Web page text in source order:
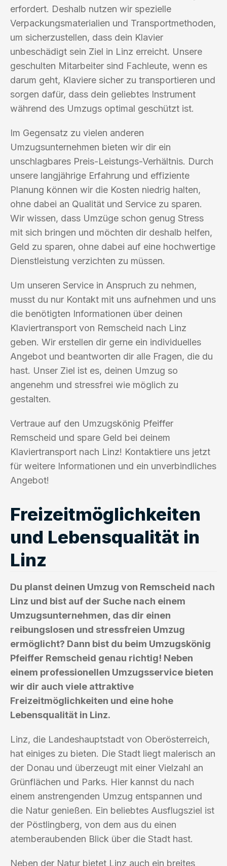
erfordert. Deshalb nutzen wir spezielle
Verpackungsmaterialien und Transportmethoden,
um sicherzustellen, dass dein Klavier
unbeschädigt sein Ziel in Linz erreicht. Unsere
geschulten Mitarbeiter sind Fachleute, wenn es
darum geht, Klaviere sicher zu transportieren und
sorgen dafür, dass dein geliebtes Instrument
während des Umzugs optimal geschützt ist.
Im Gegensatz zu vielen anderen
Umzugsunternehmen bieten wir dir ein
unschlagbares Preis-Leistungs-Verhältnis. Durch
unsere langjährige Erfahrung und effiziente
Planung können wir die Kosten niedrig halten,
ohne dabei an Qualität und Service zu sparen.
Wir wissen, dass Umzüge schon genug Stress
mit sich bringen und möchten dir deshalb helfen,
Geld zu sparen, ohne dabei auf eine hochwertige
Dienstleistung verzichten zu müssen.
Um unseren Service in Anspruch zu nehmen,
musst du nur Kontakt mit uns aufnehmen und uns
die benötigten Informationen über deinen
Klaviertransport von Remscheid nach Linz
geben. Wir erstellen dir gerne ein individuelles
Angebot und beantworten dir alle Fragen, die du
hast. Unser Ziel ist es, deinen Umzug so
angenehm und stressfrei wie möglich zu
gestalten.
Vertraue auf den Umzugskönig Pfeiffer
Remscheid und spare Geld bei deinem
Klaviertransport nach Linz! Kontaktiere uns jetzt
für weitere Informationen und ein unverbindliches
Angebot!
Freizeitmöglichkeiten
und Lebensqualität in
Linz
Du planst deinen Umzug von Remscheid nach
Linz und bist auf der Suche nach einem
Umzugsunternehmen, das dir einen
reibungslosen und stressfreien Umzug
ermöglicht? Dann bist du beim Umzugskönig
Pfeiffer Remscheid genau richtig! Neben
einem professionellen Umzugsservice bieten
wir dir auch viele attraktive
Freizeitmöglichkeiten und eine hohe
Lebensqualität in Linz.
Linz, die Landeshauptstadt von Oberösterreich,
hat einiges zu bieten. Die Stadt liegt malerisch an
der Donau und überzeugt mit einer Vielzahl an
Grünflächen und Parks. Hier kannst du nach
einem anstrengenden Umzug entspannen und
die Natur genießen. Ein beliebtes Ausflugsziel ist
der Pöstlingberg, von dem aus du einen
atemberaubenden Blick über die Stadt hast.
Neben der Natur bietet Linz auch ein breites